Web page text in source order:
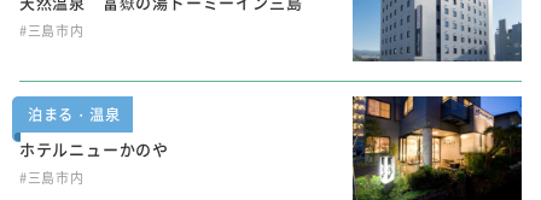
#三島市内
泊まる・温泉
ホテルニューかのや
#三島市内